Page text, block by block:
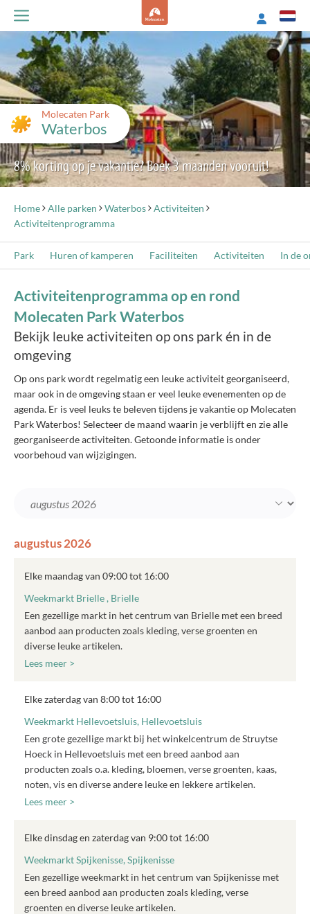
Molecaten Park
Waterbos
8% korting op je vakantie? Boek 3 maanden vooruit!
Home Alle parken Waterbos
Activiteiten
Activiteitenprogramma
Park Huren of kamperen Faciliteiten Activiteiten In de
Activiteitenprogramma op en rond
Molecaten Park Waterbos
Bekijk leuke activiteiten op ons park én in de
omgeving
Op ons park wordt regelmatig een leuke activiteit georganiseerd,
maar ook in de omgeving staan er veel leuke evenementen op de
agenda. Er is veel leuks te beleven tijdens je vakantie op Molecaten
Park Waterbos! Selecteer de maand waarin je verblijft en zie alle
georganiseerde activiteiten. Getoonde informatie is onder
voorbehoud van wijzigingen.
augustus 2026
Elke maandag van 09:00 tot 16:00
Weekmarkt Brielle , Brielle
Een gezellige markt in het centrum van Brielle met een breed
aanbod aan producten zoals kleding, verse groenten en
diverse leuke artikelen.
Lees meer >
Elke zaterdag van 8:00 tot 16:00
Weekmarkt Hellevoetsluis, Hellevoetsluis
Een grote gezellige markt bij het winkelcentrum de Struytse
Hoeck in Hellevoetsluis met een breed aanbod aan
producten zoals o.a. kleding, bloemen, verse groenten, kaas,
noten, vis en diverse andere leuke en lekkere artikelen.
Lees meer >
Elke dinsdag en zaterdag van 9:00 tot 16:00
Weekmarkt Spijkenisse, Spijkenisse
Een gezellige weekmarkt in het centrum van Spijkenisse met
een breed aanbod aan producten zoals kleding, verse
groenten en diverse leuke artikelen.